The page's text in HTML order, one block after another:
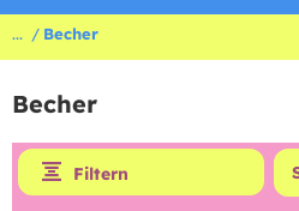
... Becher
Becher
Filtern